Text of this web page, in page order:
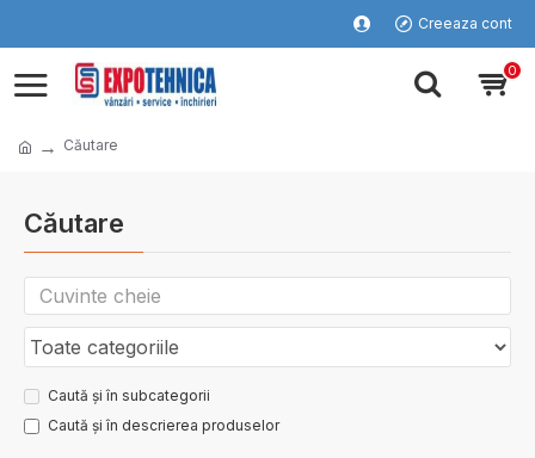
Creeaza cont
0
Căutare
Căutare
Caută și în subcategorii
Caută și în descrierea produselor